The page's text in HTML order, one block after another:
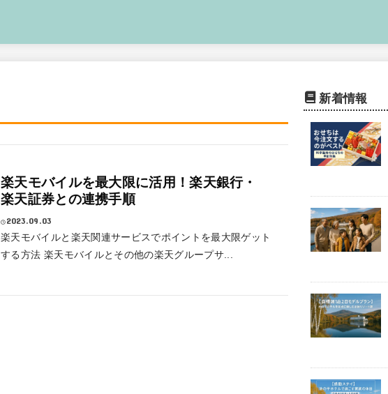
楽天モバイルを最大限に活用！楽天銀行・
楽天証券との連携手順
2023.09.03
楽天モバイルと楽天関連サービスでポイントを最大限ゲット
する方法 楽天モバイルとその他の楽天グループサ...
新着情報